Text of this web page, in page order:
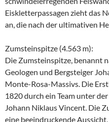
Eiskletterpassagen zieht das
an, die nach der ultimativen
Zumsteinspitze (4.563 m):
Die Zumsteinspitze, benannt
Geologen und Bergsteiger
Monte-Rosa-Massivs. Die
1820 durch ein Team unter
Johann Niklaus Vincent. Die
eine beeindruckende